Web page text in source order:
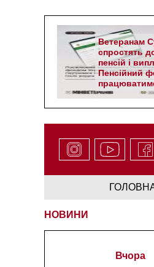
Ветеранам
спростять
пенсій і
Пенсійний
алгоритмом
НОВИНИ
Вчора